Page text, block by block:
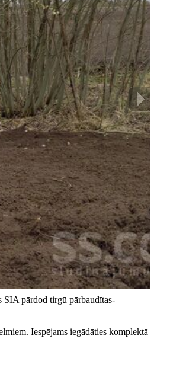
pārdod tirgū pārbaudītas-
Iespējams iegādāties komplektā